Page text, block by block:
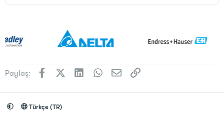
Paylaş: FacebookX (Twitter)LinkedInWhatsApp
E-postaLink
Türkçe (TR)